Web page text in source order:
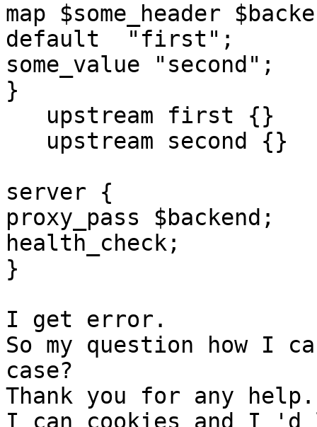
map $some_header
default  "first";
some_value "second";
}
server {
proxy_pass $backend;
health_check;
}
I get error.
So my question how I
case?
Thank you for any
I can cookies and I